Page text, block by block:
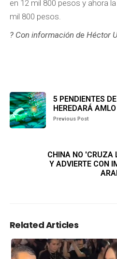
en 12 mil 800 pesos y ahora
mil 800 pesos.
? Con información de Héctor
5 PENDIENTES
HEREDARÁ AMLO
Previous Post
CHINA NO 'CRUZA
Y ADVIERTE CON
Related Articles